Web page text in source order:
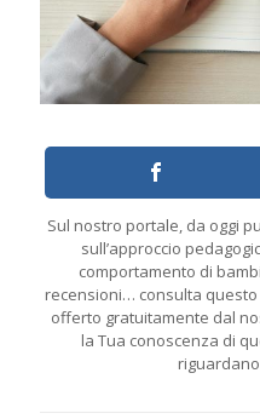
Sul nostro portale, da oggi
sull’approccio
comportamento di
recensioni… consulta
offerto gratuitamente dal
la Tua conoscenza di